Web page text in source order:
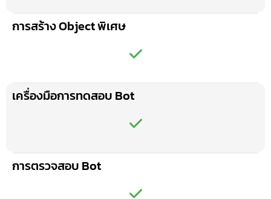
การสร้าง Object พิเศษ
เครื่องมือการทดสอบ Bot
การตรวจสอบ Bot